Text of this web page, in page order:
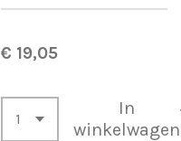
€ 19,05
In
winkelwagen